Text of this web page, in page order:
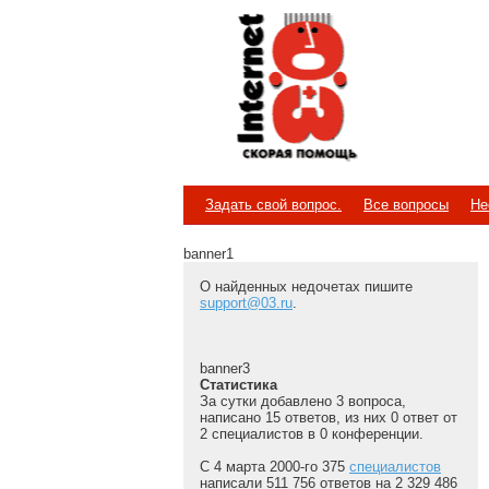
Internet
Скорая помощь
Задать свой вопрос. Все вопросы
banner1
О найденных недочетах пишите
support@03.ru.
banner3
Статистика
За сутки добавлено 3 вопроса,
написано 15 ответов, из них 0 ответ от
2 специалистов в 0 конференции.
С 4 марта 2000-го 375 специалистов
написали 511 756 ответов на 2 329 486